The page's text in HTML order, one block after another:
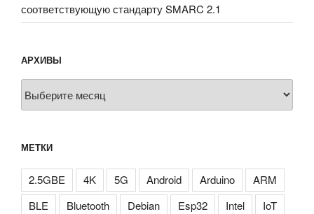
соответствующую стандарту SMARC 2.1
АРХИВЫ
МЕТКИ
2.5GBE 4K 5G Android Arduino
ARM
BLE
Bluetooth Debian Esp32 Intel
IoT